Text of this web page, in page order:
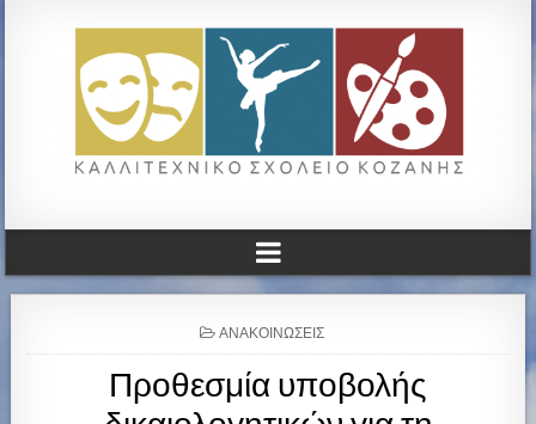
ΚΑΛΛΙΤΕΧΝΙΚΟ ΓΥΜΝΑΣΙΟ
ΚΟΖΑΝΗΣ
P
O
T
ΑΝΑΚΟΙΝΏΣΕΙΣ
Προθεσμία υποβολής